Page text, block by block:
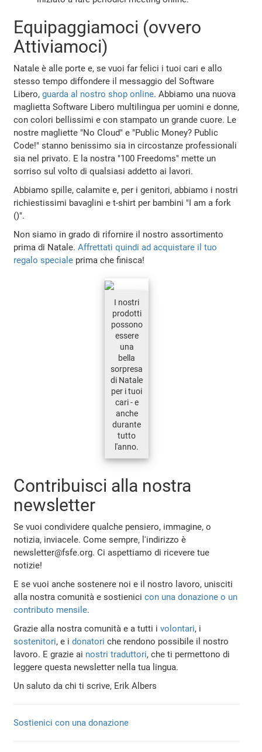
Equipaggiamoci (ovvero
Attiviamoci)
Natale è alle porte e, se vuoi far felici i tuoi cari e allo
stesso tempo diffondere il messaggio del Software
Libero,guarda al nostro shop online. Abbiamo una nuova
maglietta Software Libero multilingua per uomini e donne,
con colori bellissimi e con stampato un grande cuore. Le
nostre magliette "No Cloud" e "Public Money? Public
Code!" stanno benissimo sia in circostanze professionali
sia nel privato. E la nostra "100 Freedoms" mette un
sorriso sul volto di qualsiasi addetto ai lavori.
Abbiamo spille, calamite e, per i genitori, abbiamo i nostri
richiestissimi bavaglini e t-shirt per bambini "I am a fork
()".
Non siamo in grado di rifornire il nostro assortimento
prima di Natale.Affrettati quindi ad acquistare il tuo
regalo speciale prima che finisca!
I nostri
prodotti
possono
essere
una
bella
sorpresa
di Natale
per i tuoi
cari - e
anche
durante
tutto
l'anno.
Contribuisci alla nostra
newsletter
Se vuoi condividere qualche pensiero, immagine, o
notizia, inviacele. Come sempre, l'indirizzo è
newsletter@fsfe.org. Ci aspettiamo di ricevere tue
notizie!
E se vuoi anche sostenere noi e il nostro lavoro, unisciti
alla nostra comunità e sostienicicon una donazione o un
contributo mensile.
Grazie alla nostra comunità e a tutti ivolontari, i
sostenitori, e idonatori che rendono possibile il nostro
lavoro. E grazie ai nostri traduttori, che ti permettono di
leggere questa newsletter nella tua lingua.
Un saluto da chi ti scrive, Erik Albers
Sostienici con una donazione